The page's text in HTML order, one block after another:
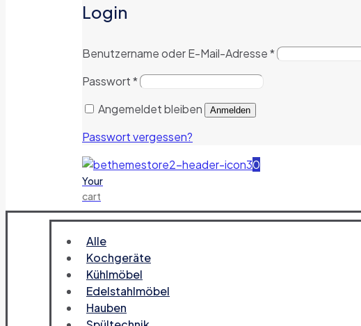
Login
Benutzername oder E-Mail-Adresse*
Passwort*
Angemeldet bleiben
Anmelden
Passwort vergessen?
0
Your
cart
Alle
Kochgeräte
Kühlmöbel
Edelstahlmöbel
Hauben